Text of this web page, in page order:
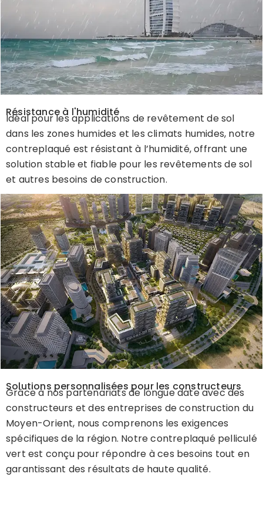
Résistance à l'humidité
Idéal pour les applications de revêtement de sol
dans les zones humides et les climats humides, notre
contreplaqué est résistant à l’humidité, offrant une
solution stable et fiable pour les revêtements de sol
et autres besoins de construction.
Solutions personnalisées pour les constructeurs
Grâce à nos partenariats de longue date avec des
constructeurs et des entreprises de construction du
Moyen-Orient, nous comprenons les exigences
spécifiques de la région. Notre contreplaqué pelliculé
vert est conçu pour répondre à ces besoins tout en
garantissant des résultats de haute qualité.